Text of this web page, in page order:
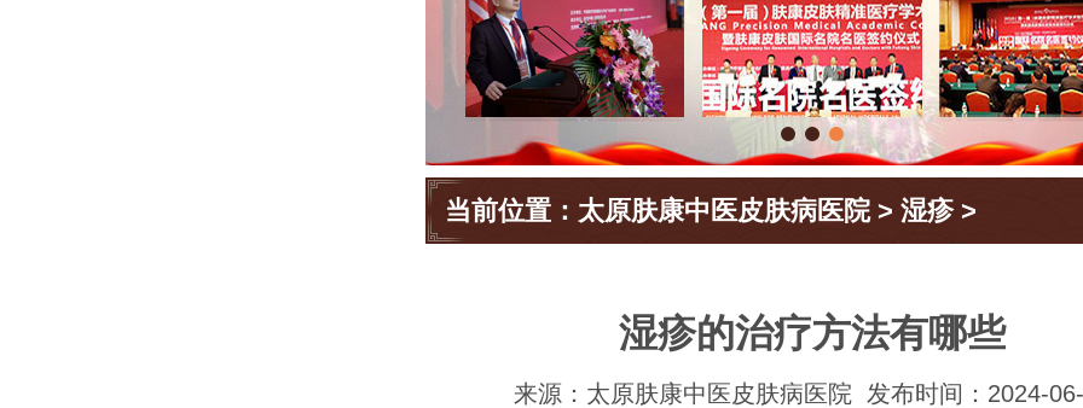
当前位置： 太原肤康中医皮肤病医院> 湿疹>
湿疹的治疗方法有哪些
来源：太原肤康中医皮肤病医院 发布时间：2024-